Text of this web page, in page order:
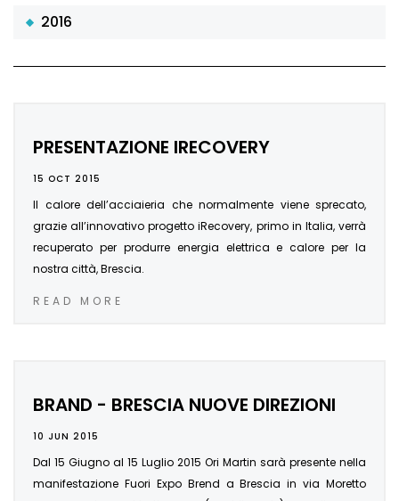
2016
PRESENTAZIONE IRECOVERY
15 OCT 2015
Il calore dell’acciaieria che normalmente viene sprecato,
grazie all’innovativo progetto iRecovery, primo in Italia, verrà
recuperato per produrre energia elettrica e calore per la
nostra città, Brescia.
READ MORE
BRAND - BRESCIA NUOVE DIREZIONI
10 JUN 2015
Dal 15 Giugno al 15 Luglio 2015 Ori Martin sarà presente nella
manifestazione Fuori Expo Brend a Brescia in via Moretto